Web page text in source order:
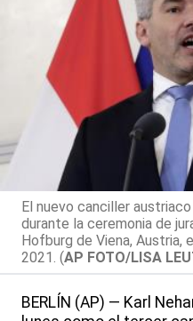
El nuevo canciller
durante la ceremonia de
Hofburg de Viena, Austria,
2021. (AP FOTO/LISA
BERLÍN (AP) — Karl